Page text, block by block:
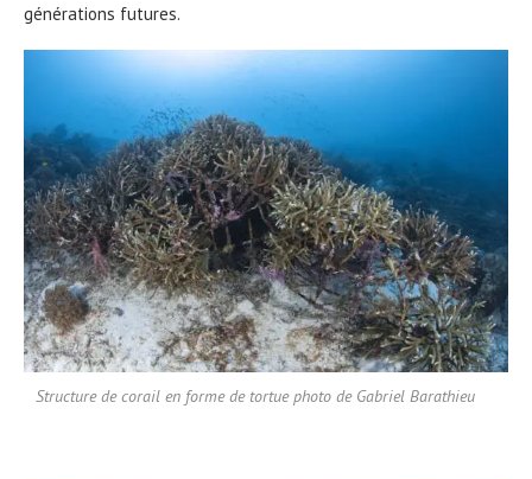
générations futures.
Structure de corail en forme de tortue photo de Gabriel Barathieu